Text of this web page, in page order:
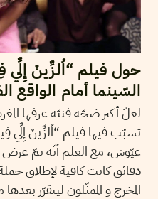
حول فيلم “اُلزِّينْ
السّينما أمام الواقع
لعلّ أكبر ضجّة فنيّة عرفها
تسبّب فيها فيلم “اُلزِّينْ إِلِّي
دقائق كانت كافية لإطلاق
المخرج و الممثّلون ليتقرّر